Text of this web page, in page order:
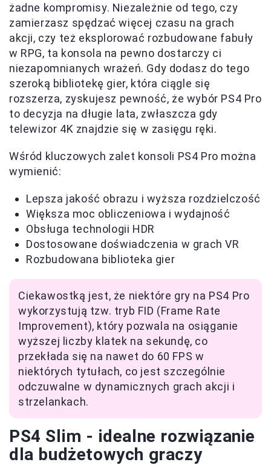
żadne kompromisy. Niezależnie od tego, czy
zamierzasz spędzać więcej czasu na grach
akcji, czy też eksplorować rozbudowane fabuły
w RPG, ta konsola na pewno dostarczy ci
niezapomnianych wrażeń. Gdy dodasz do tego
szeroką bibliotekę gier, która ciągle się
rozszerza, zyskujesz pewność, że wybór PS4 Pro
to decyzja na długie lata, zwłaszcza gdy
telewizor 4K znajdzie się w zasięgu ręki.
Wśród kluczowych zalet konsoli PS4 Pro można
wymienić:
Lepsza jakość obrazu i wyższa rozdzielczość
Większa moc obliczeniowa i wydajność
Obsługa technologii HDR
Dostosowane doświadczenia w grach VR
Rozbudowana biblioteka gier
Ciekawostką jest, że niektóre gry na PS4 Pro
wykorzystują tzw. tryb FID (Frame Rate
Improvement), który pozwala na osiąganie
wyższej liczby klatek na sekundę, co
przekłada się na nawet do 60 FPS w
niektórych tytułach, co jest szczególnie
odczuwalne w dynamicznych grach akcji i
strzelankach.
PS4 Slim - idealne rozwiązanie
dla budżetowych graczy